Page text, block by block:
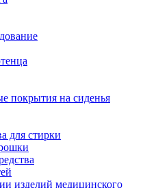
покрытия на сиденья
для стирки
изделий медицинского